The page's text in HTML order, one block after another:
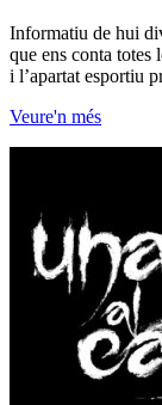
Informatiu de hui
que ens conta totes
i l’apartat esportiu
Veure'n més